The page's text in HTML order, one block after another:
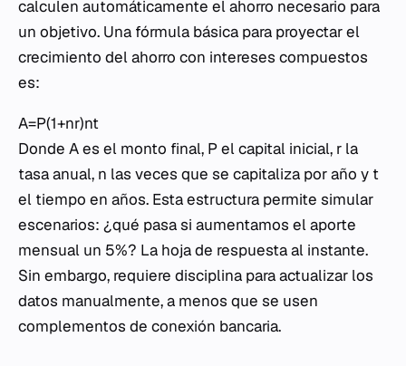
calculen automáticamente el ahorro necesario para
un objetivo. Una fórmula básica para proyectar el
crecimiento del ahorro con intereses compuestos
es:
A=P(1+nr​)nt
Donde Aes el monto final, Pel capital inicial, r la
tasa anual, n las veces que se capitaliza por año y t
el tiempo en años. Esta estructura permite simular
escenarios: ¿qué pasa si aumentamos el aporte
mensual un 5%? La hoja de respuesta al instante.
Sin embargo, requiere disciplina para actualizar los
datos manualmente, a menos que se usen
complementos de conexión bancaria.